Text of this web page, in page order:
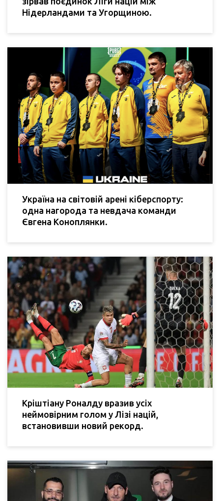
Нідерландами та Угорщиною.
Україна на світовій арені кіберспорту:
одна нагорода та невдача команди
Євгена Коноплянки.
Кріштіану Роналду вразив усіх
неймовірним голом у Лізі націй,
встановивши новий рекорд.